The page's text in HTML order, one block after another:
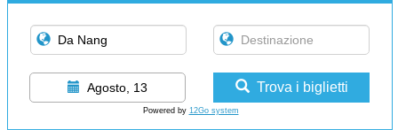
Agosto, 13 Trova i biglietti
Powered by 12Go system